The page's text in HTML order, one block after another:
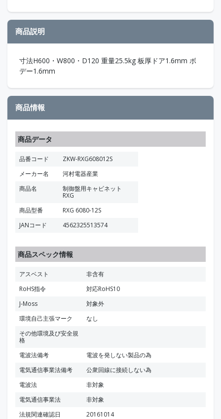
商品説明
寸法H600・W800・D120 重量25.5kg 板厚ドア1.6mm ボ
デー1.6mm
商品情報
商品データ
品番コード
ZKW-RXG608012S
メーカー名
河村電器産業
商品名
制御盤用キャビネット
RXG
商品型番
RXG 6080-12S
JANコード
4562325513574
商品スペック情報
アスベスト
非含有
RoHS指令
対応RoHS10
J-Moss
対象外
環境自己主張マーク
なし
その他環境及び安全規
格
電波法備考
電波を発しない製品の為
電気通信事業法備考
公衆回線に接続しない為
電波法
非対象
電気通信事業法
非対象
法規関連確認日
20161014